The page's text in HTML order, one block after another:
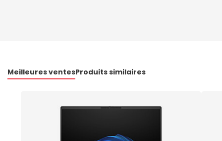
Meilleures ventesProduits similaires